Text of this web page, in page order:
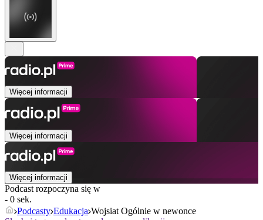
Więcej informacji
Więcej informacji
Więcej informacji
Podcast rozpoczyna się w
- 0 sek.
Podcasty Edukacja Wojsiat Ogólnie w newonce